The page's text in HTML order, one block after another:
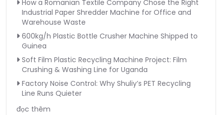
How a Romanian Textile Company Chose the Right
Industrial Paper Shredder Machine for Office and
Warehouse Waste
600kg/h Plastic Bottle Crusher Machine Shipped to
Guinea
Soft Film Plastic Recycling Machine Project: Film
Crushing & Washing Line for Uganda
Factory Noise Control: Why Shuliy’s PET Recycling
Line Runs Quieter
đọc thêm